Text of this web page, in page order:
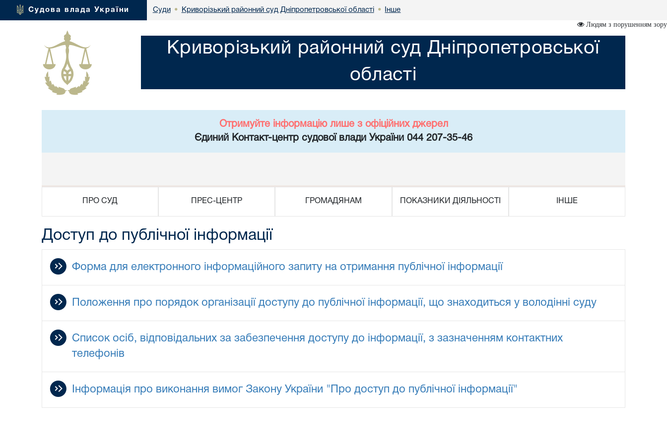
Судова влада України Суди • Криворізький районний суд Дніпропетровської області • Інше
Людям з порушенням зору
Криворізький районний суд Дніпропетровської
області
Отримуйте інформацію лише з офіційних джерел
Єдиний Контакт-центр судової влади України 044 207-35-46
ПРО СУД ПРЕС-ЦЕНТР ГРОМАДЯНАМ ПОКАЗНИКИ ДІЯЛЬНОСТІ ІНШЕ
Доступ до публічної інформації
Форма для електронного інформаційного запиту на отримання публічної інформації
Положення про порядок організації доступу до публічної інформації, що знаходиться у володінні суду
Список осіб, відповідальних за забезпечення доступу до інформації, з зазначенням контактних
телефонів
Інформація про виконання вимог Закону України "Про доступ до публічної інформації"